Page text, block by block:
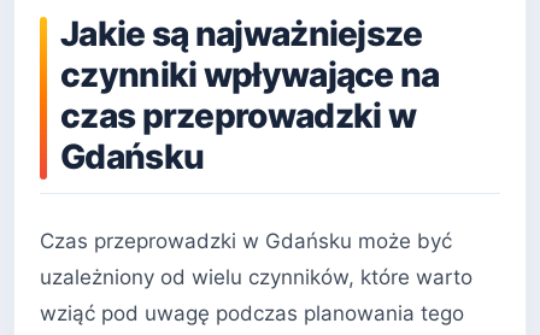
Jakie są najważniejsze
czynniki wpływające na
czas przeprowadzki w
Gdańsku
Czas przeprowadzki w Gdańsku może być
uzależniony od wielu czynników, które warto
wziąć pod uwagę podczas planowania tego